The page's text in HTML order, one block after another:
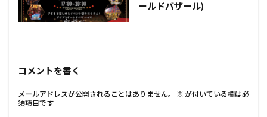
ールドバザール)
コメントを書く
メールアドレスが公開されることはありません。 ※ が付いている欄は必
須項目です